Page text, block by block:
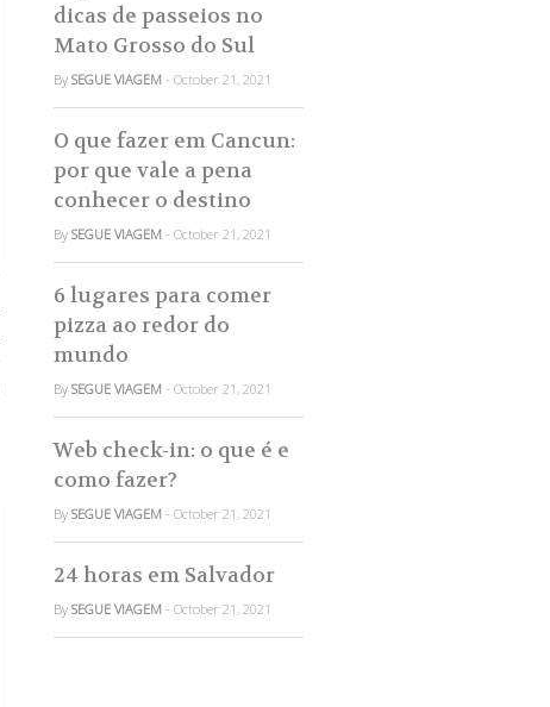
dicas de passeios no
Mato Grosso do Sul
By SEGUE VIAGEM - October 21, 2021
O que fazer em Cancun:
por que vale a pena
conhecer o destino
By SEGUE VIAGEM - October 21, 2021
6 lugares para comer
pizza ao redor do
mundo
By SEGUE VIAGEM - October 21, 2021
Web check-in: o que é e
como fazer?
By SEGUE VIAGEM - October 21, 2021
24 horas em Salvador
By SEGUE VIAGEM - October 21, 2021